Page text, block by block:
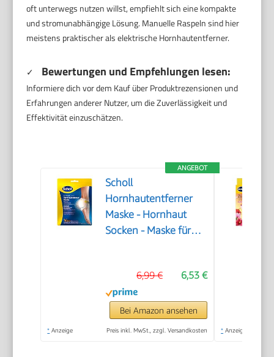
oft unterwegs nutzen willst, empfiehlt sich eine kompakte
und stromunabhängige Lösung. Manuelle Raspeln sind hier
meistens praktischer als elektrische Hornhautentferner.
✓ Bewertungen und Empfehlungen lesen:
Informiere dich vor dem Kauf über Produktrezensionen und
Erfahrungen anderer Nutzer, um die Zuverlässigkeit und
Effektivität einzuschätzen.
ANGEBOT
Scholl
Hornhautentferner
Maske - Hornhaut
Socken - Maske für
6,53 €
6,99 €
Bei Amazon ansehen
* Anzeige Preis inkl. MwSt., zzgl. Versandkosten * Anzeige